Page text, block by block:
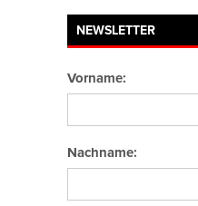
NEWSLETTER
Vorname:
Nachname: